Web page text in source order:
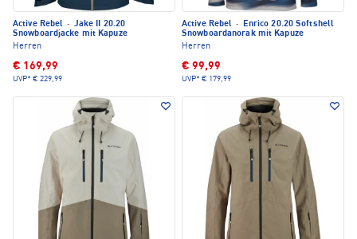
Active Rebel · Jake II 20.20
Snowboardjacke mit Kapuze
Herren
€ 169,99
UVP* € 229,99
Active Rebel ·
Enrico 20.20 Softshell
Snowboardanorak mit Kapuze
Herren
€ 99,99
UVP* € 179,99